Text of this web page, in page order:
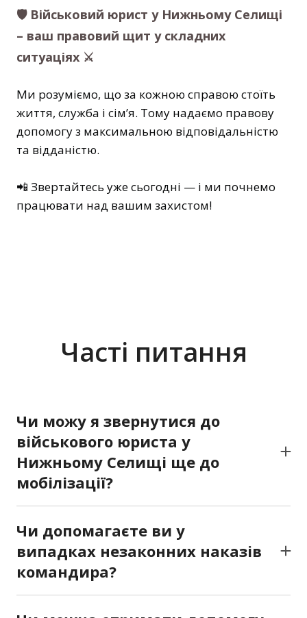
🛡️ Військовий юрист у Нижньому Селищі
– ваш правовий щит у складних
ситуаціях ⚔
Ми розуміємо, що за кожною справою стоїть
життя, служба і сім’я. Тому надаємо правову
допомогу з максимальною відповідальністю
та відданістю.
📲 Звертайтесь уже сьогодні — і ми почнемо
працювати над вашим захистом!
Часті питання
Чи можу я звернутися до
військового юриста у
Нижньому Селищі ще до
мобілізації?
Так. Ми консультуємо не лише мобілізованих,
служби, щоб ви розуміли свої права та
можливі відстрочки.
Чи допомагаєте ви у
випадках незаконних наказів
командира?
Так. Ми аналізуємо законність виданих